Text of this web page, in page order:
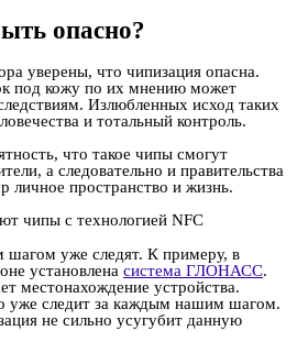
опасно?
уверены, что чипизация опасна.
под кожу по их мнению может
Излюбленных исход таких
и тотальный контроль.
что такое чипы смогут
а следовательно и правительства
личное пространство и жизнь.
уже следят. К примеру, в
установлена система ГЛОНАСС.
местонахождение устройства.
уже следит за каждым нашим шагом.
не сильно усугубит данную